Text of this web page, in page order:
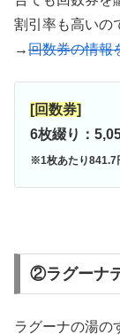
割引率も高いの
→回数券の情報
[回数券]
6枚綴り：
※1枚あたり841.7
②ラグーナ
ラグーナの湯の